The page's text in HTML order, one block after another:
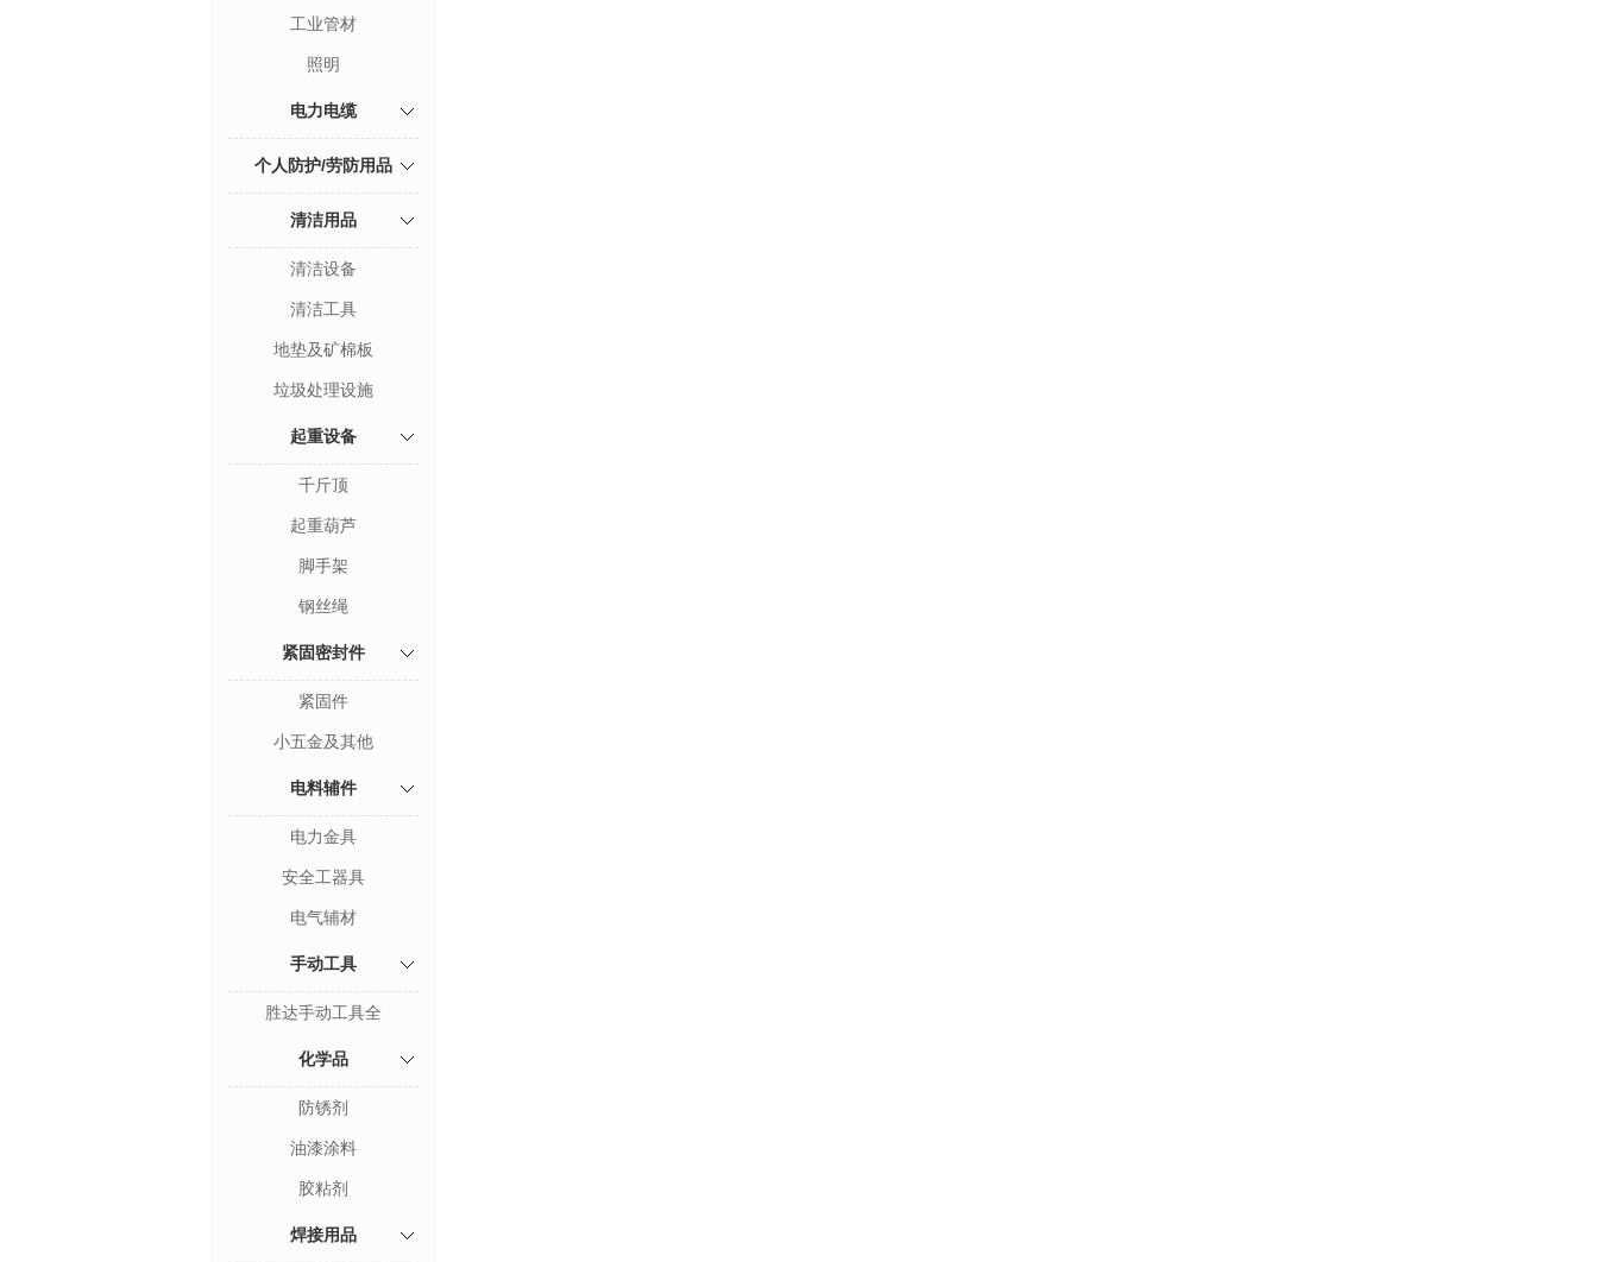
工业管材
照明
电力电缆
个人防护/劳防用品
清洁用品
清洁设备
清洁工具
地垫及矿棉板
垃圾处理设施
起重设备
千斤顶
起重葫芦
脚手架
钢丝绳
紧固密封件
紧固件
小五金及其他
电料辅件
电力金具
安全工器具
电气辅材
手动工具
胜达手动工具全
化学品
防锈剂
油漆涂料
胶粘剂
焊接用品